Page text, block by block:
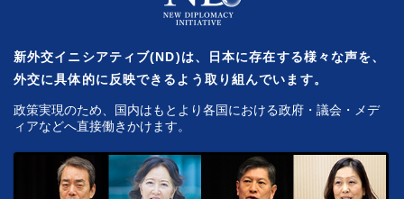
新外交イニシアティブ(ND)は、日本に存在する様々な声を、
外交に具体的に反映できるよう取り組んでいます。
政策実現のため、国内はもとより各国における政府・議会・メデ
ィアなどへ直接働きかけます。